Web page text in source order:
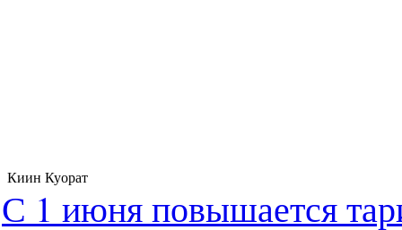
Киин Куорат
С 1 июня повышается